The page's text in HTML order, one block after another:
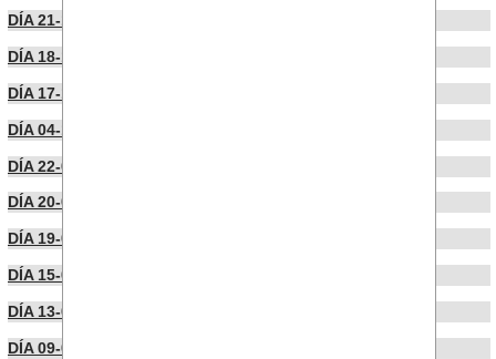
DÍA 21-11-2022
DÍA 18-11-2022
DÍA 17-10-2022
DÍA 04-10-2022
DÍA 22-09-2022
DÍA 20-09-2022
DÍA 19-09-2022
DÍA 15-09-2022
DÍA 13-09-2022
DÍA 09-09-2022